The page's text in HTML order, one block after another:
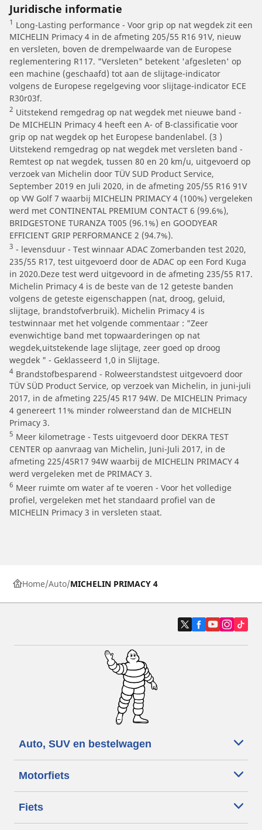
Juridische informatie
1 Long-Lasting performance - Voor grip op nat wegdek zit een
MICHELIN Primacy 4 in de afmeting 205/55 R16 91V, nieuw
en versleten, boven de drempelwaarde van de Europese
reglementering R117. "Versleten" betekent 'afgesleten' op
een machine (geschaafd) tot aan de slijtage-indicator
volgens de Europese regelgeving voor slijtage-indicator ECE
R30r03f.
2 Uitstekend remgedrag op nat wegdek met nieuwe band -
De MICHELIN Primacy 4 heeft een A- of B-classificatie voor
grip op nat wegdek op het Europese bandenlabel. (3 )
Uitstekend remgedrag op nat wegdek met versleten band -
Remtest op nat wegdek, tussen 80 en 20 km/u, uitgevoerd op
verzoek van Michelin door TÜV SUD Product Service,
September 2019 en Juli 2020, in de afmeting 205/55 R16 91V
op VW Golf 7 waarbij MICHELIN PRIMACY 4 (100%) vergeleken
werd met CONTINENTAL PREMIUM CONTACT 6 (99.6%),
BRIDGESTONE TURANZA T005 (96.1%) en GOODYEAR
EFFICIENT GRIP PERFORMANCE 2 (94.7%).
3 - levensduur - Test winnaar ADAC Zomerbanden test 2020,
235/55 R17, test uitgevoerd door de ADAC op een Ford Kuga
in 2020.Deze test werd uitgevoord in de afmeting 235/55 R17.
Michelin Primacy 4 is de beste van de 12 geteste banden
volgens de geteste eigenschappen (nat, droog, geluid,
slijtage, brandstofverbruik). Michelin Primacy 4 is
testwinnaar met het volgende commentaar : "Zeer
evenwichtige band met topwaarderingen op nat
wegdek,uitstekende lage slijtage, zeer goed op droog
wegdek " - Geklasseerd 1,0 in Slijtage.
4 Brandstofbesparend - Rolweerstandstest uitgevoerd door
TÜV SÜD Product Service, op verzoek van Michelin, in juni-juli
2017, in de afmeting 225/45 R17 94W. De MICHELIN Primacy
4 genereert 11% minder rolweerstand dan de MICHELIN
Primacy 3.
5 Meer kilometrage - Tests uitgevoerd door DEKRA TEST
CENTER op aanvraag van Michelin, Juni-Juli 2017, in de
afmeting 225/45R17 94W waarbij de MICHELIN PRIMACY 4
werd vergeleken met de PRIMACY 3.
6 Meer ruimte om water af te voeren - Voor het volledige
profiel, vergeleken met het standaard profiel van de
MICHELIN Primacy 3 in versleten staat.
Home Auto MICHELIN PRIMACY 4
Auto, SUV en bestelwagen
Motorfiets
Fiets